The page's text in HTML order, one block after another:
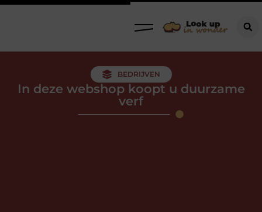
BEDRIJVEN
In deze webshop koopt u duurzame
verf